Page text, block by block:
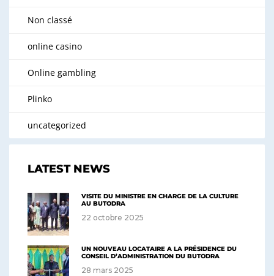
Non classé
online casino
Online gambling
Plinko
uncategorized
LATEST NEWS
VISITE DU MINISTRE EN CHARGE DE LA CULTURE
AU BUTODRA
22 octobre 2025
UN NOUVEAU LOCATAIRE A LA PRÉSIDENCE DU
CONSEIL D’ADMINISTRATION DU BUTODRA
28 mars 2025